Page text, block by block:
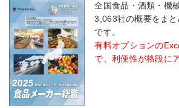
全国食品・酒類・機
3,063社の概要をま
です。
有料オプションの
で、利便性が格段に